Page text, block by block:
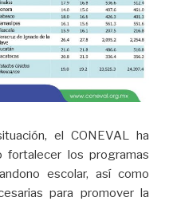
el CONEVAL ha
fortalecer los programas
escolar, así como
para promover la